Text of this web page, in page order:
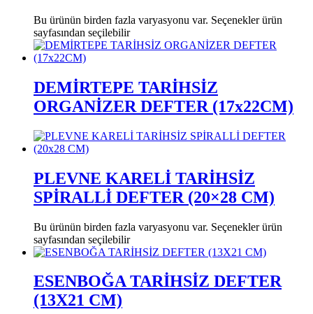
Bu ürünün birden fazla varyasyonu var. Seçenekler ürün
sayfasından seçilebilir
DEMİRTEPE TARİHSİZ
ORGANİZER DEFTER (17x22CM)
PLEVNE KARELİ TARİHSİZ
SPİRALLİ DEFTER (20×28 CM)
Bu ürünün birden fazla varyasyonu var. Seçenekler ürün
sayfasından seçilebilir
ESENBOĞA TARİHSİZ DEFTER
(13X21 CM)